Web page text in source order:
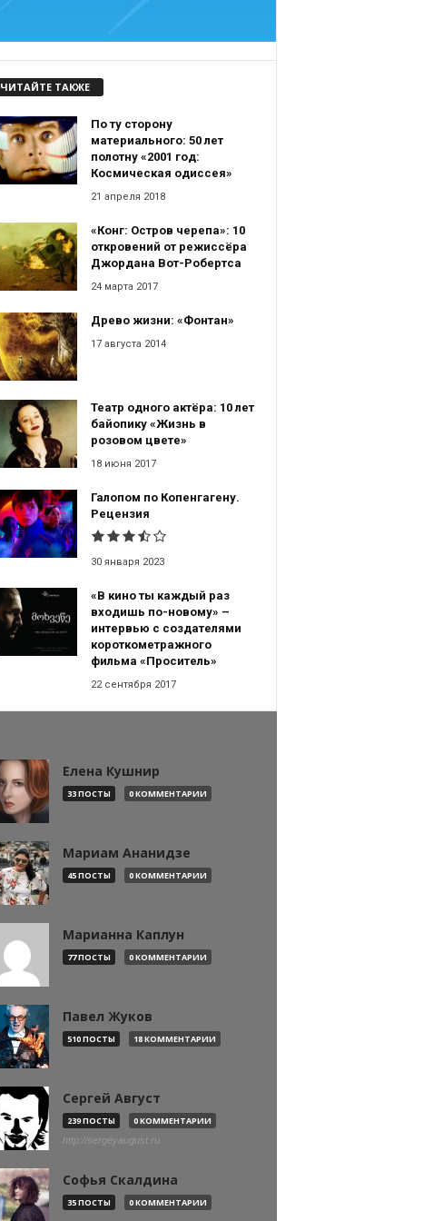
ЧИТАЙТЕ ТАКЖЕ
По ту сторону
материального: 50 лет
полотну «2001 год:
Космическая одиссея»
21 апреля 2018
«Конг: Остров черепа»: 10
откровений от режиссёра
Джордана Вот-Робертса
24 марта 2017
Древо жизни: «Фонтан»
17 августа 2014
Театр одного актёра: 10 лет
байопику «Жизнь в
розовом цвете»
18 июня 2017
Галопом по Копенгагену.
Рецензия
30 января 2023
«В кино ты каждый раз
входишь по-новому» –
интервью с создателями
короткометражного
фильма «Проситель»
22 сентября 2017
Елена Кушнир
33 ПОСТЫ 0 КОММЕНТАРИИ
Мариам Ананидзе
45 ПОСТЫ 0 КОММЕНТАРИИ
Марианна Каплун
77 ПОСТЫ 0 КОММЕНТАРИИ
Павел Жуков
510 ПОСТЫ 18 КОММЕНТАРИИ
Сергей Август
239 ПОСТЫ 0 КОММЕНТАРИИ
http://sergeyaugust.ru
Софья Скалдина
35 ПОСТЫ 0 КОММЕНТАРИИ